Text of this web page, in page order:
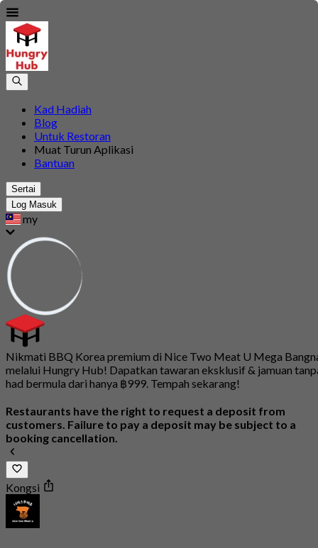
Kad Hadiah
Blog
Untuk Restoran
Muat Turun Aplikasi
Bantuan
Sertai
Log Masuk
my
Nikmati BBQ Korea premium di Nice Two Meat U Mega
melalui Hungry Hub! Dapatkan tawaran eksklusif & jamuan
had bermula dari hanya ฿999. Tempah sekarang!
Restaurants have the right to request a deposit from
customers. Failure to pay a deposit may be subject to a
booking cancellation.
Kongsi